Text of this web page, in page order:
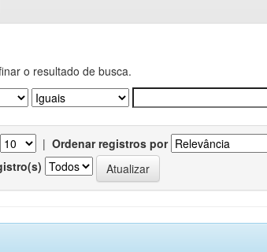
o resultado de busca.
| Ordenar registros por